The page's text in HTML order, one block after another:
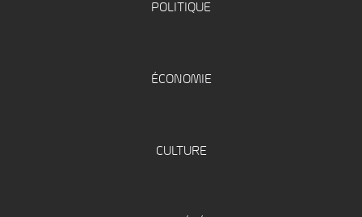
POLITIQUE
ÉCONOMIE
CULTURE